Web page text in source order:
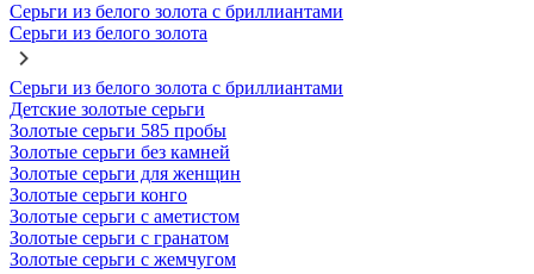
Серьги из белого золота с бриллиантами
Серьги из белого золота
Серьги из белого золота с бриллиантами
Детские золотые серьги
Золотые серьги 585 пробы
Золотые серьги без камней
Золотые серьги для женщин
Золотые серьги конго
Золотые серьги с аметистом
Золотые серьги с гранатом
Золотые серьги с жемчугом